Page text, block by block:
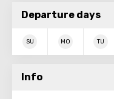
Departure days
SU MO TU
Info